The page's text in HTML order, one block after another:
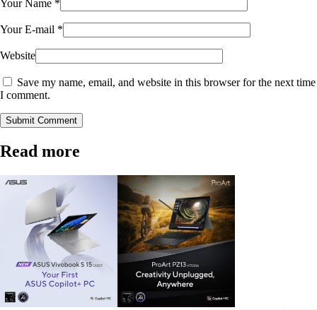
Your Name *
Your E-mail *
Website
Save my name, email, and website in this browser for the next time
I comment.
Submit Comment
Read more